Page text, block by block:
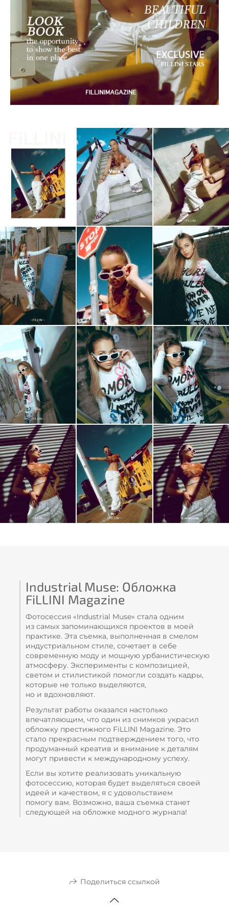
Industrial Muse: Обложка
FiLLINI Magazine
Фотосессия «Industrial Muse» стала одним
из самых запоминающихся проектов в моей
практике. Эта съемка, выполненная в смелом
индустриальном стиле, сочетает в себе
современную моду и мощную урбанистическую
атмосферу. Эксперименты с композицией,
светом и стилистикой помогли создать кадры,
которые не только выделяются,
но и вдохновляют.
Результат работы оказался настолько
впечатляющим, что один из снимков украсил
обложку престижного FiLLINI Magazine. Это
стало прекрасным подтверждением того, что
продуманный креатив и внимание к деталям
могут привести к международному успеху.
Если вы хотите реализовать уникальную
фотосессию, которая будет выделяться своей
идеей и качеством, я с удовольствием
помогу вам. Возможно, ваша съемка станет
следующей на обложке модного журнала!
Поделиться ссылкой